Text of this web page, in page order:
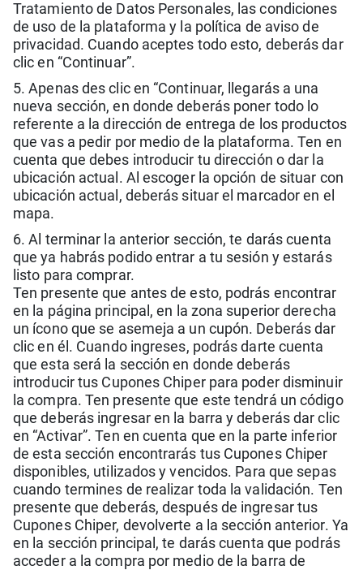
Tratamiento de Datos Personales, las condiciones
de uso de la plataforma y la política de aviso de
privacidad. Cuando aceptes todo esto, deberás dar
clic en “Continuar”.
5. Apenas des clic en “Continuar, llegarás a una
nueva sección, en donde deberás poner todo lo
referente a la dirección de entrega de los productos
que vas a pedir por medio de la plataforma. Ten en
cuenta que debes introducir tu dirección o dar la
ubicación actual. Al escoger la opción de situar con
ubicación actual, deberás situar el marcador en el
mapa.
6. Al terminar la anterior sección, te darás cuenta
que ya habrás podido entrar a tu sesión y estarás
listo para comprar.
Ten presente que antes de esto, podrás encontrar
en la página principal, en la zona superior derecha
un ícono que se asemeja a un cupón. Deberás dar
clic en él. Cuando ingreses, podrás darte cuenta
que esta será la sección en donde deberás
introducir tus Cupones Chiper para poder disminuir
la compra. Ten presente que este tendrá un código
que deberás ingresar en la barra y deberás dar clic
en “Activar”. Ten en cuenta que en la parte inferior
de esta sección encontrarás tus Cupones Chiper
disponibles, utilizados y vencidos. Para que sepas
cuando termines de realizar toda la validación. Ten
presente que deberás, después de ingresar tus
Cupones Chiper, devolverte a la sección anterior. Ya
en la sección principal, te darás cuenta que podrás
acceder a la compra por medio de la barra de